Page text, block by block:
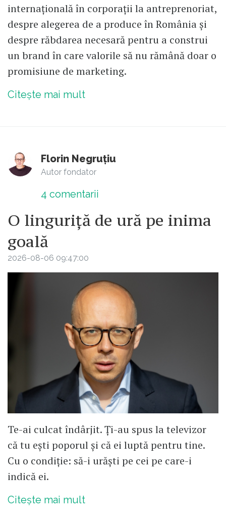
internațională în corporații la antreprenoriat,
despre alegerea de a produce în România și
despre răbdarea necesară pentru a construi
un brand în care valorile să nu rămână doar o
promisiune de marketing.
Citește mai mult
Florin Negruțiu
Autor fondator
4 comentarii
O linguriță de ură pe inima
goală
2026-08-06 09:47:00
Te-ai culcat îndârjit. Ți-au spus la televizor
că tu ești poporul și că ei luptă pentru tine.
Cu o condiție: să-i urăști pe cei pe care-i
indică ei.
Citește mai mult